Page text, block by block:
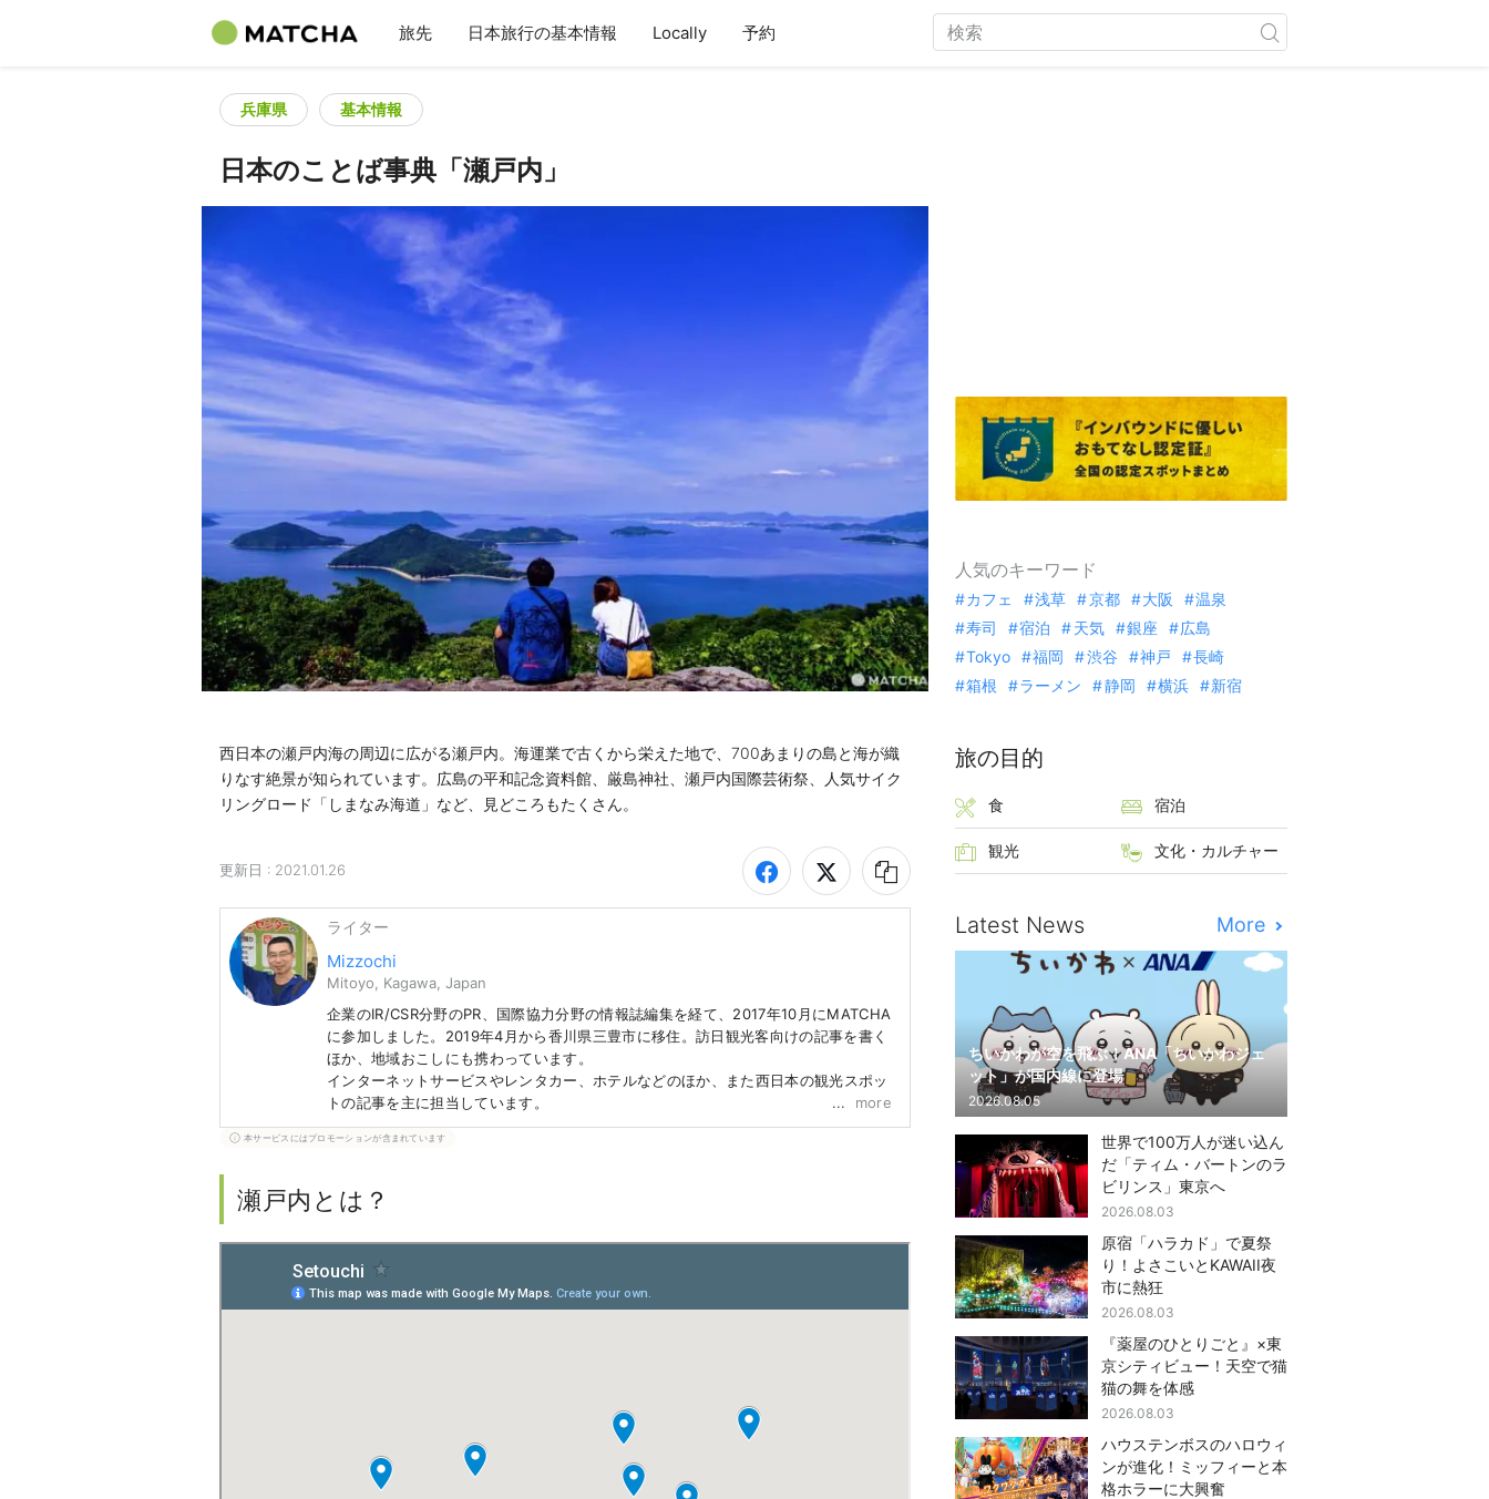
旅先 日本旅行の基本情報 Locally 予約
兵庫県 基本情報
日本のことば事典「瀬戸内」
西日本の瀬戸内海の周辺に広がる瀬戸内。海運業で古くから栄えた地で、700あまりの島と海が織
りなす絶景が知られています。広島の平和記念資料館、厳島神社、瀬戸内国際芸術祭、人気サイク
リングロード「しまなみ海道」など、見どころもたくさん。
更新日 : 2021.01.26
ライター
Mizzochi
Mitoyo, Kagawa, Japan
企業のIR/CSR分野のPR、国際協力分野の情報誌編集を経て、2017年10月にMATCHA
に参加しました。2019年4月から香川県三豊市に移住。訪日観光客向けの記事を書く
ほか、地域おこしにも携わっています。
インターネットサービスやレンタカー、ホテルなどのほか、また西日本の観光スポッ
トの記事を主に担当しています。
more
本サービスにはプロモーションが含まれています
瀬戸内とは？
人気のキーワード
カフェ 浅草 京都 大阪
温泉
寿司
宿泊 天気 銀座
広島
Tokyo
福岡 渋谷 神戸
長崎
箱根
ラーメン 静岡 横浜 新宿
旅の目的
食 宿泊
観光 文化・カルチャー
Latest News More
ちいかわが空を飛ぶ！ANA「ちいかわジェ
ット」が国内線に登場
2026.08.05
世界で100万人が迷い込ん
だ「ティム・バートンのラ
ビリンス」東京へ
2026.08.03
原宿「ハラカド」で夏祭
り！よさこいとKAWAII夜
市に熱狂
2026.08.03
『薬屋のひとりごと』×東
京シティビュー！天空で猫
猫の舞を体感
2026.08.03
ハウステンボスのハロウィ
ンが進化！ミッフィーと本
格ホラーに大興奮